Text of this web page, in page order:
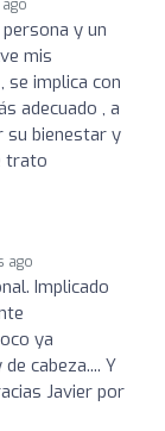
y un
mis
se implica con
adecuado , a
su bienestar y
trato
ago
Implicado
ya
cabeza.... Y
Javier por